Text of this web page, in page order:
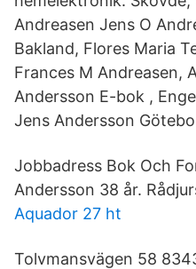
Andreasen Jens O
Bakland, Flores Maria
Frances M Andreasen,
Andersson E-bok ,
Jens Andersson
Jobbadress Bok Och
Andersson 38 år.
Aquador 27 ht
Tolvmansvägen 58